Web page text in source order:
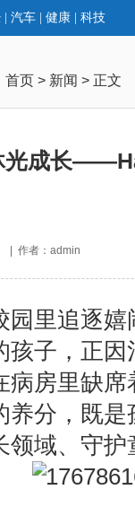
汽车 健康 科技
首页 > 新闻 > 正文
光成长
| 作者：admin
园里追逐
孩子，正
病房里缺
养分，既
领域、守